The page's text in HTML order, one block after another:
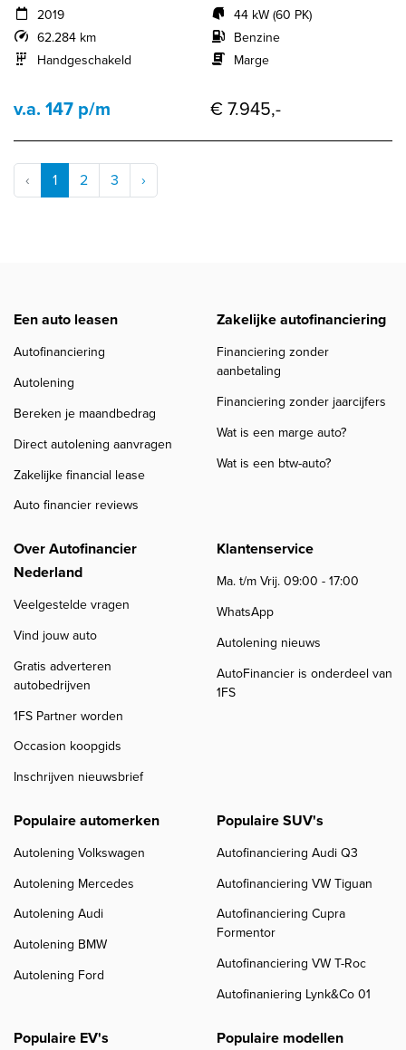
2019
62.284 km
Handgeschakeld
44 kW (60 PK)
Benzine
Marge
v.a. 147 p/m € 7.945,-
‹ 1 2 3 ›
Een auto leasen
Autofinanciering
Autolening
Bereken je maandbedrag
Direct autolening aanvragen
Zakelijke financial lease
Auto financier reviews
Zakelijke autofinanciering
Financiering zonder
aanbetaling
Financiering zonder jaarcijfers
Wat is een marge auto?
Wat is een btw-auto?
Over Autofinancier
Nederland
Veelgestelde vragen
Vind jouw auto
Gratis adverteren
autobedrijven
1FS Partner worden
Occasion koopgids
Inschrijven nieuwsbrief
Klantenservice
Ma. t/m Vrij. 09:00 - 17:00
WhatsApp
Autolening nieuws
AutoFinancier is onderdeel van
1FS
Populaire automerken
Autolening Volkswagen
Autolening Mercedes
Autolening Audi
Autolening BMW
Autolening Ford
Populaire SUV's
Autofinanciering Audi Q3
Autofinanciering VW Tiguan
Autofinanciering Cupra
Formentor
Autofinanciering VW T-Roc
Autofinaniering Lynk&Co 01
Populaire EV's Populaire modellen